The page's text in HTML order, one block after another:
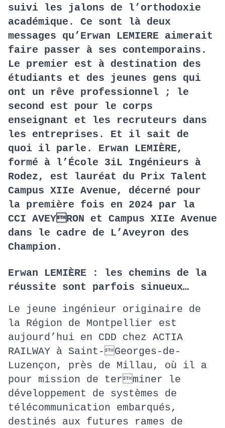
suivi les jalons de l’orthodoxie
académique. Ce sont là deux
messages qu’Erwan LEMIERE aimerait
faire passer à ses contemporains.
Le premier est à destination des
étudiants et des jeunes gens qui
ont un rêve professionnel ; le
second est pour le corps
enseignant et les recruteurs dans
les entreprises. Et il sait de
quoi il parle. Erwan LEMIÈRE,
formé à l’École 3iL Ingénieurs à
Rodez, est lauréat du Prix Talent
Campus XIIe Avenue, décerné pour
la première fois en 2024 par la
CCI AVEYRON et Campus XIIe Avenue
dans le cadre de L’Aveyron des
Champion.
Erwan LEMIÈRE : les chemins de la
réussite sont parfois sinueux…
Le jeune ingénieur originaire de
la Région de Montpellier est
aujourd’hui en CDD chez ACTIA
RAILWAY à Saint-Georges-de-
Luzençon, près de Millau, où il a
pour mission de terminer le
développement de systèmes de
télécommunication embarqués,
destinés aux futures rames de